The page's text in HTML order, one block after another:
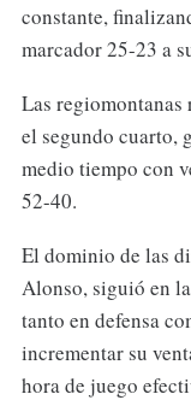
constante,
marcador 25-23 a
Las
el segundo cuarto,
medio tiempo con
52-40.
El dominio de las
Alonso, siguió en
tanto en defensa
incrementar su
hora de juego